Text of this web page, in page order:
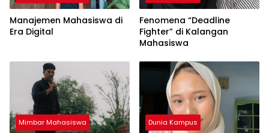
Manajemen Mahasiswa di
Era Digital
Fenomena “Deadline
Fighter” di Kalangan
Mahasiswa
Mimbar Mahasiswa Dunia Kampus